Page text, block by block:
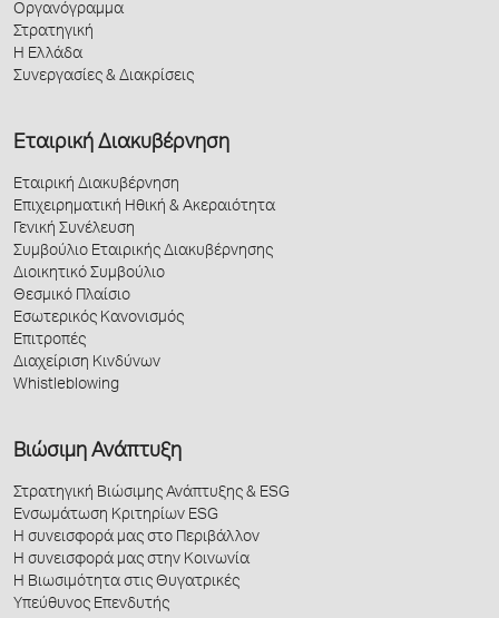
Οργανόγραμμα
Στρατηγική
Η Ελλάδα
Συνεργασίες & Διακρίσεις
Εταιρική Διακυβέρνηση
Εταιρική Διακυβέρνηση
Επιχειρηματική Ηθική & Ακεραιότητα
Γενική Συνέλευση
Συμβούλιο Εταιρικής Διακυβέρνησης
Διοικητικό Συμβούλιο
Θεσμικό Πλαίσιο
Εσωτερικός Κανονισμός
Επιτροπές
Διαχείριση Κινδύνων
Whistleblowing
Βιώσιμη Ανάπτυξη
Στρατηγική Βιώσιμης Ανάπτυξης & ESG
Ενσωμάτωση Κριτηρίων ESG
Η συνεισφορά μας στο Περιβάλλον
Η συνεισφορά μας στην Κοινωνία
Η Βιωσιμότητα στις Θυγατρικές
Υπεύθυνος Επενδυτής